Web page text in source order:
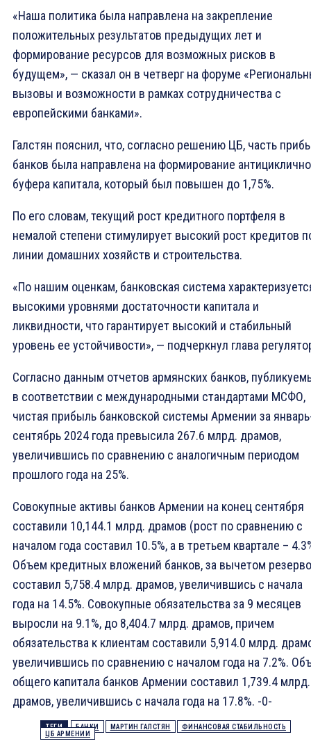
«Наша политика была направлена на закрепление
положительных результатов предыдущих лет и
формирование ресурсов для возможных рисков в
будущем», — сказал он в четверг на форуме
вызовы и возможности в рамках сотрудничества с
европейскими банками».
Галстян пояснил, что, согласно решению ЦБ, часть
банков была направлена на формирование
буфера капитала, который был повышен до 1,75%.
По его словам, текущий рост кредитного портфеля в
немалой степени стимулирует высокий рост кредитов
линии домашних хозяйств и строительства.
«По нашим оценкам, банковская система
высокими уровнями достаточности капитала и
ликвидности, что гарантирует высокий и стабильный
уровень ее устойчивости», — подчеркнул глава
Согласно данным отчетов армянских банков,
в соответствии с международными стандартами МСФО,
чистая прибыль банковской системы Армении за
сентябрь 2024 года превысила 267.6 млрд. драмов,
увеличившись по сравнению с аналогичным периодом
прошлого года на 25%.
Совокупные активы банков Армении на конец сентября
составили 10,144.1 млрд. драмов (рост по сравнению с
началом года составил 10.5%, а в третьем квартале –
Объем кредитных вложений банков, за вычетом
составил 5,758.4 млрд. драмов, увеличившись с начала
года на 14.5%. Совокупные обязательства за 9 месяцев
выросли на 9.1%, до 8,404.7 млрд. драмов, причем
обязательства к клиентам составили 5,914.0 млрд.
увеличившись по сравнению с началом года на 7.2%.
общего капитала банков Армении составил 1,739.4 млрд.
драмов, увеличившись с начала года на 17.8%. -0-
ТЕГИ БАНКИ МАРТИН ГАЛСТЯН
ФИНАНСОВАЯ СТАБИЛЬНОСТЬ
ЦБ АРМЕНИИ